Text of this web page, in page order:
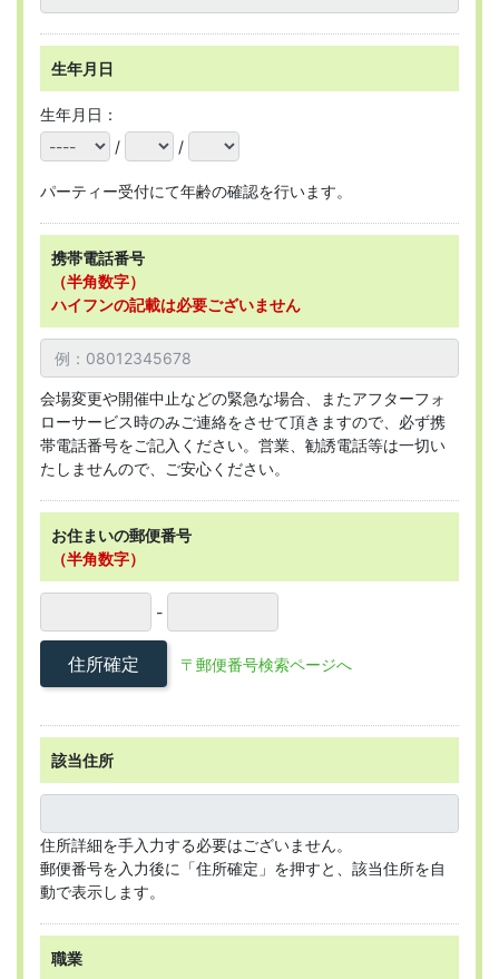
生年月日
生年月日：
/
/
パーティー受付にて年齢の確認を行います。
携帯電話番号
（半角数字）
ハイフンの記載は必要ございません
会場変更や開催中止などの緊急な場合、またアフターフォ
ローサービス時のみご連絡をさせて頂きますので、必ず携
帯電話番号をご記入ください。営業、勧誘電話等は一切い
たしませんので、ご安心ください。
お住まいの郵便番号
（半角数字）
-
住所確定 〒郵便番号検索ページへ
該当住所
住所詳細を手入力する必要はございません。
郵便番号を入力後に「住所確定」を押すと、該当住所を自
動で表示します。
職業